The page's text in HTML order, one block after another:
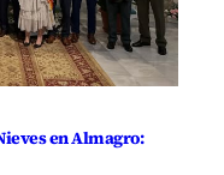
en Almagro: